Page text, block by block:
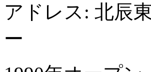
アドレス: 北辰
ー